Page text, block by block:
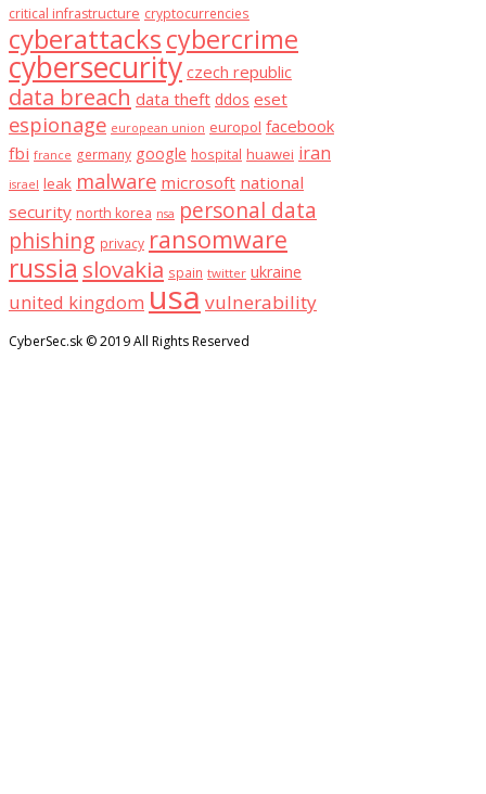
critical infrastructure cryptocurrencies
cyberattackscybercrime
cybersecurity czech republic
data breach data theft ddos eset
espionage european union europol facebook
fbi france germany google hospital huawei iran
israel leak malware microsoft national
security north korea nsa personal data
phishing privacy ransomware
russia slovakia spain twitter ukraine
united kingdom usa vulnerability
CyberSec.sk © 2019 All Rights Reserved